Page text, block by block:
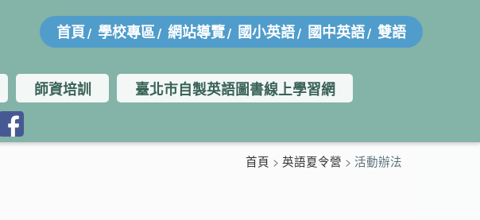
:::首頁 學校專區 網站導覽 國小英語 國中英語 雙語
師資培訓
臺北市自製英語圖書線上學習網
首頁 > 英語夏令營 > 活動辦法